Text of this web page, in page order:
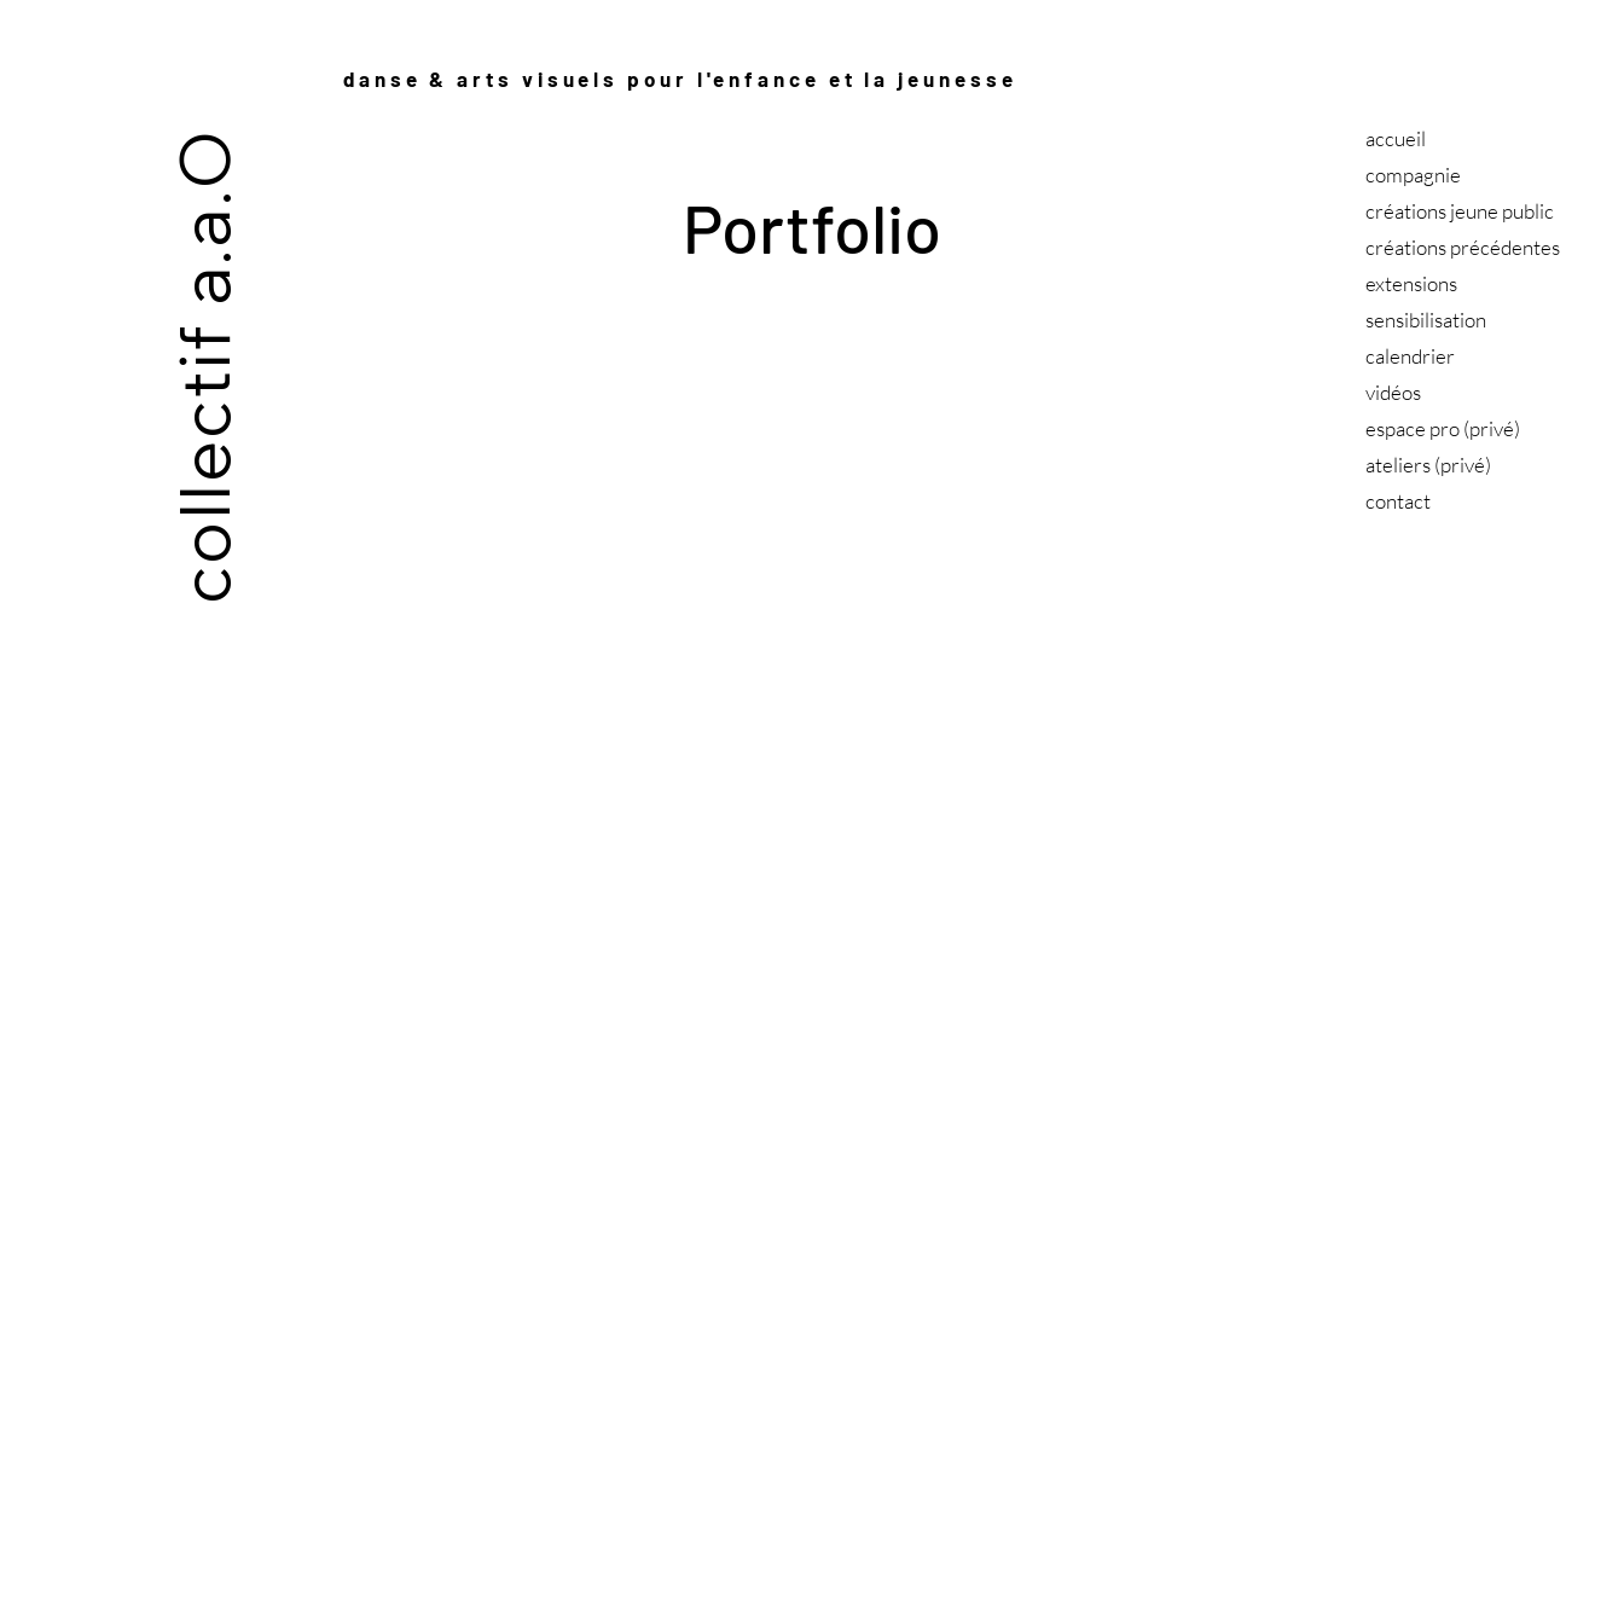
collectif a.a.O
accueil
compagnie
créations jeune public
créations précédentes
extensions
sensibilisation
calendrier
vidéos
espace pro (privé)
ateliers (privé)
contact
danse & arts visuels pour l'enfance et la jeunesse
Portfolio